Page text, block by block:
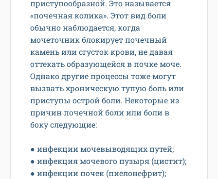
приступообразной. Это называется
«почечная колика». Этот вид боли
обычно наблюдается, когда
мочеточник блокирует почечный
камень или сгусток крови, не давая
оттекать образующейся в почке моче.
Однако другие процессы тоже могут
вызвать хроническую тупую боль или
приступы острой боли. Некоторые из
причин почечной боли или боли в
боку следующие:
● инфекции мочевыводящих путей;
● инфекция мочевого пузыря (цистит);
● инфекции почек (пиелонефрит);